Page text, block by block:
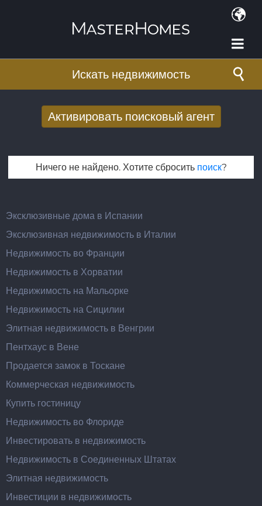
Искать недвижимость
Активировать поисковый агент
E-mail адрес*
Ничего не найдено. Хотите сбросить поиск?
Эксклюзивные дома в Испании
Эксклюзивная недвижимость в Италии
Недвижимость во Франции
Недвижимость в Хорватии
Недвижимость на Мальорке
Недвижимость на Сицилии
Элитная недвижимость в Венгрии
Пентхаус в Вене
Продается замок в Тоскане
Коммерческая недвижимость
Купить гостиницу
Недвижимость во Флориде
Инвестировать в недвижимость
Недвижимость в Соединенных Штатах
Элитная недвижимость
Инвестиции в недвижимость